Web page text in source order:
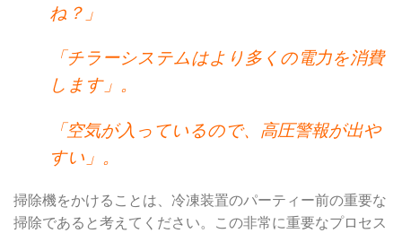
ね？」
「チラーシステムはより多くの電力を消費
します」。
「空気が入っているので、高圧警報が出や
すい」。
掃除機をかけることは、冷凍装置のパーティー前の重要な
掃除であると考えてください。この非常に重要なプロセス